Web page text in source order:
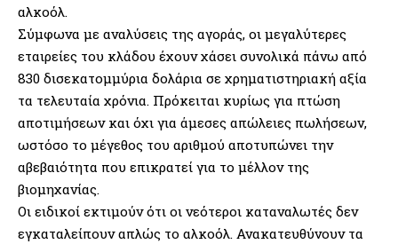
αλκοόλ.
Σύμφωνα με αναλύσεις της αγοράς, οι μεγαλύτερες
εταιρείες του κλάδου έχουν χάσει συνολικά πάνω από
830 δισεκατομμύρια δολάρια σε χρηματιστηριακή αξία
τα τελευταία χρόνια. Πρόκειται κυρίως για πτώση
αποτιμήσεων και όχι για άμεσες απώλειες πωλήσεων,
ωστόσο το μέγεθος του αριθμού αποτυπώνει την
αβεβαιότητα που επικρατεί για το μέλλον της
βιομηχανίας.
Οι ειδικοί εκτιμούν ότι οι νεότεροι καταναλωτές δεν
εγκαταλείπουν απλώς το αλκοόλ. Ανακατευθύνουν τα